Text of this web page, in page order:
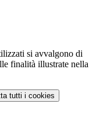
si avvalgono di
finalità illustrate nella
tutti i cookies